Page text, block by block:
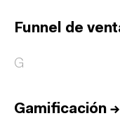
Funnel de
G
Gamificación →